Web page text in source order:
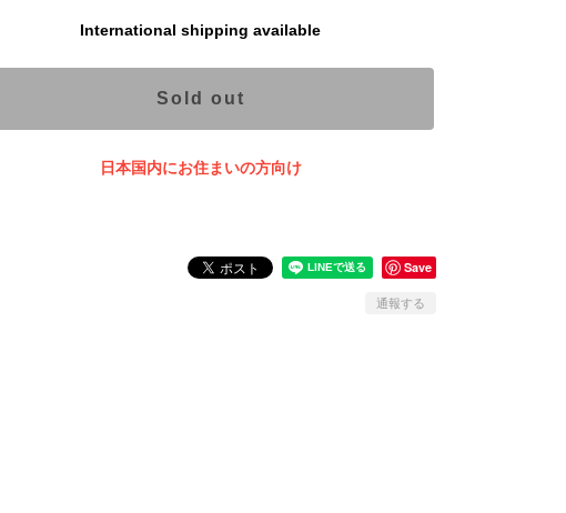
International shipping available
Sold out
日本国内にお住まいの方向け
Save
通報する